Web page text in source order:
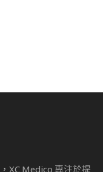
，XC Medico 專注於提